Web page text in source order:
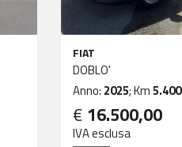
FIAT
DOBLO'
Anno: 2025; Km5.400
€ 16.500,00
IVA esclusa